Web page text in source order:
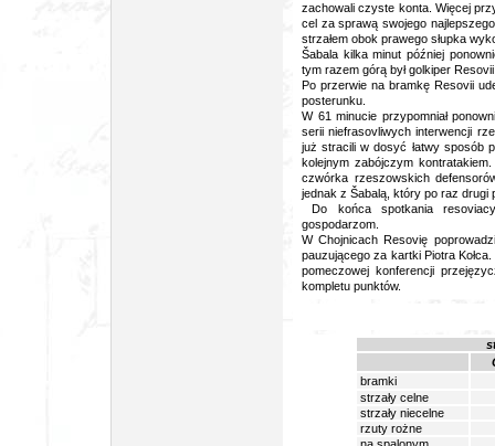
zachowali czyste konta. Więcej
cel za sprawą swojego
strzałem obok prawego słupka
Šabala kilka minut później
tym razem górą był golkiper
Po przerwie na bramkę Resovii
posterunku.
W 61 minucie przypomniał
serii niefrasovliwych interwencji
już stracili w dosyć łatwy sposób
kolejnym zabójczym
czwórka rzeszowskich
jednak z Šabalą, który po raz drugi
Do końca spotkania
gospodarzom.
W Chojnicach Resovię
pauzującego za kartki Piotra
pomeczowej konferencji
kompletu punktów.
bramki
strzały celne
strzały niecelne
rzuty rożne